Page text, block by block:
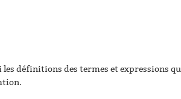
définitions des termes et expressions